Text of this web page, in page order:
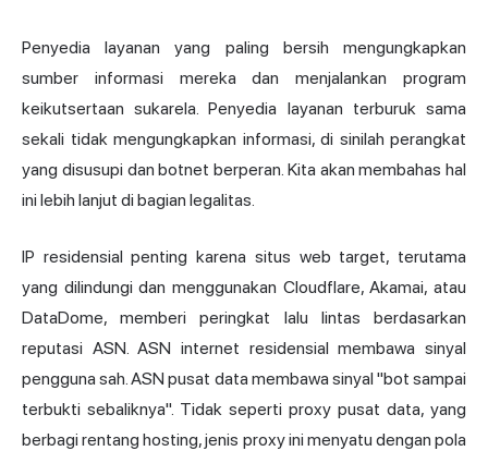
Penyedia layanan yang paling bersih mengungkapkan
sumber informasi mereka dan menjalankan program
keikutsertaan sukarela. Penyedia layanan terburuk sama
sekali tidak mengungkapkan informasi, di sinilah perangkat
yang disusupi dan botnet berperan. Kita akan membahas hal
ini lebih lanjut di bagian legalitas.
IP residensial penting karena situs web target, terutama
yang dilindungi dan menggunakan Cloudflare, Akamai, atau
DataDome, memberi peringkat lalu lintas berdasarkan
reputasi ASN. ASN internet residensial membawa sinyal
pengguna sah. ASN pusat data membawa sinyal "bot sampai
terbukti sebaliknya". Tidak seperti proxy pusat data, yang
berbagi rentang hosting, jenis proxy ini menyatu dengan pola